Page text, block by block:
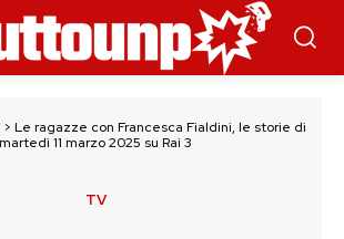
> Le ragazze con Francesca Fialdini, le storie di
martedì 11 marzo 2025 su Rai 3
TV